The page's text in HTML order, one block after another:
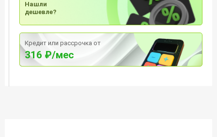
Нашли
дешевле?
Кредит или рассрочка от
316 ₽/мес